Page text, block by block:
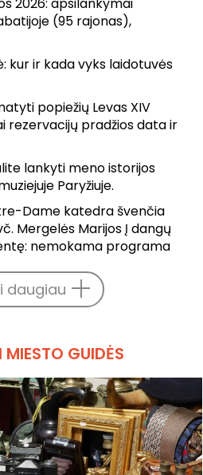
(95 rajonas),
kur ir kada vyks laidotuvės
popiežių Levas XIV
rezervacijų pradžios data ir
lankyti meno istorijos
Paryžiuje.
Dame katedra švenčia
Mergelės Marijos Į dangų
nemokama programa
daugiau
GUIDĖS